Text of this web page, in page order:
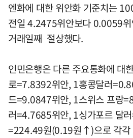
엔화에 대한 위안화 기준치는
전일 4.2475위안보다 0.0059
거래일째 절상했다.
인민은행은 다른 주요통화에 대
로=7.8392위안, 1홍콩달러
드=9.0847위안, 1스위스 프랑
러=4.7685위안, 1싱가포르 달
=224.49원(0.19원↑)으로 각각